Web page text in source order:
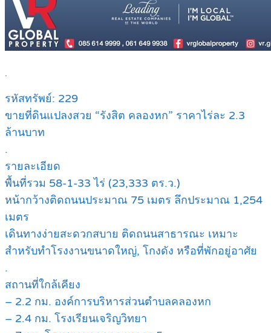
.
รหัสทรัพย์: 229
ขายที่ดินแปลงสวย “รังสิต คลองหก” ราคาไร่ละ 2.3
ล้านบาท
.
รายละเอียด
พื้นที่รวม 58-1-33 ไร่ (23,333 ตร.ว.)
หน้ากว้างติดถนนประมาณ 75 เมตร ลึกประมาณ 1,254
เมตร
เดินทางง่ายสะดวกสบาย ติดถนนสาธารณะ เหมาะ
สำหรับทำโรงงานขนาดใหญ่, โกงดัง หรือที่พักอยู่อาศัย
.
สถานที่ใกล้เคียง
– 2.2 กม. องค์การบริหารส่วนตำบลคลองหก
– 2.4 กม. โรงเรียนเจริญวิทยา